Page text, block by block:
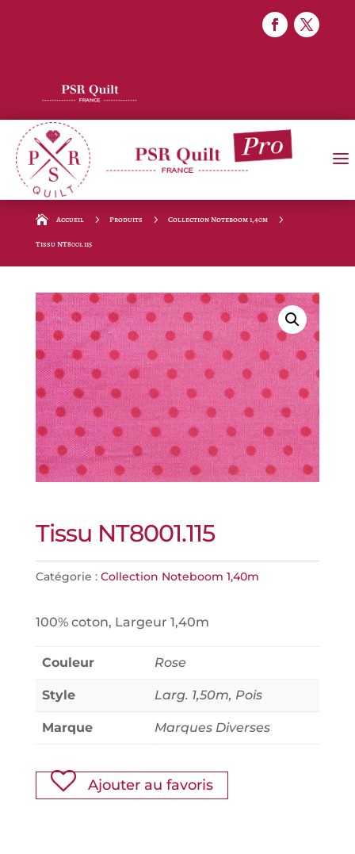
Accueil 5 Produits 5 Collection Noteboom 1,40m 5
Tissu NT8001.115
Tissu NT8001.115
Catégorie : Collection Noteboom 1,40m
100% coton, Largeur 1,40m
Couleur Rose
Style Larg. 1,50m, Pois
Marque Marques Diverses
Ajouter au favoris